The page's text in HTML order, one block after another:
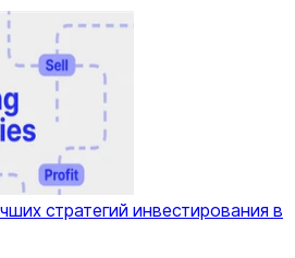
стратегий инвестирования в